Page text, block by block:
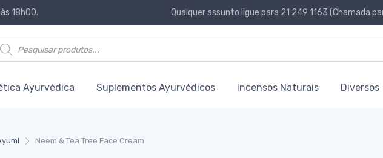
18h00. Qualquer assunto ligue para 21 249 1163 (Chamada
search
Ayurvédica Suplementos Ayurvédicos Incensos Naturais Diversos
Neem & Tea Tree Face Cream